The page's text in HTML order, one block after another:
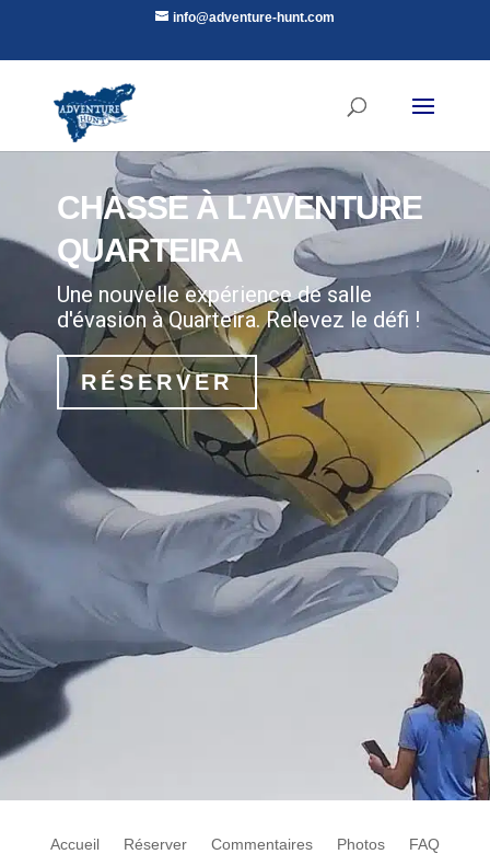
info@adventure-hunt.com
CHASSE À L'AVENTURE
QUARTEIRA
Une nouvelle expérience de salle
d'évasion à Quarteira. Relevez le défi !
RÉSERVER
Accueil Réserver Commentaires Photos FAQ